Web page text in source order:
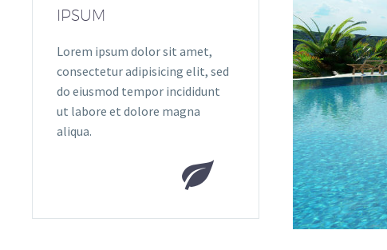
IPSUM
Lorem ipsum dolor sit amet,
consectetur adipisicing elit, sed
do eiusmod tempor incididunt
ut labore et dolore magna
aliqua.

